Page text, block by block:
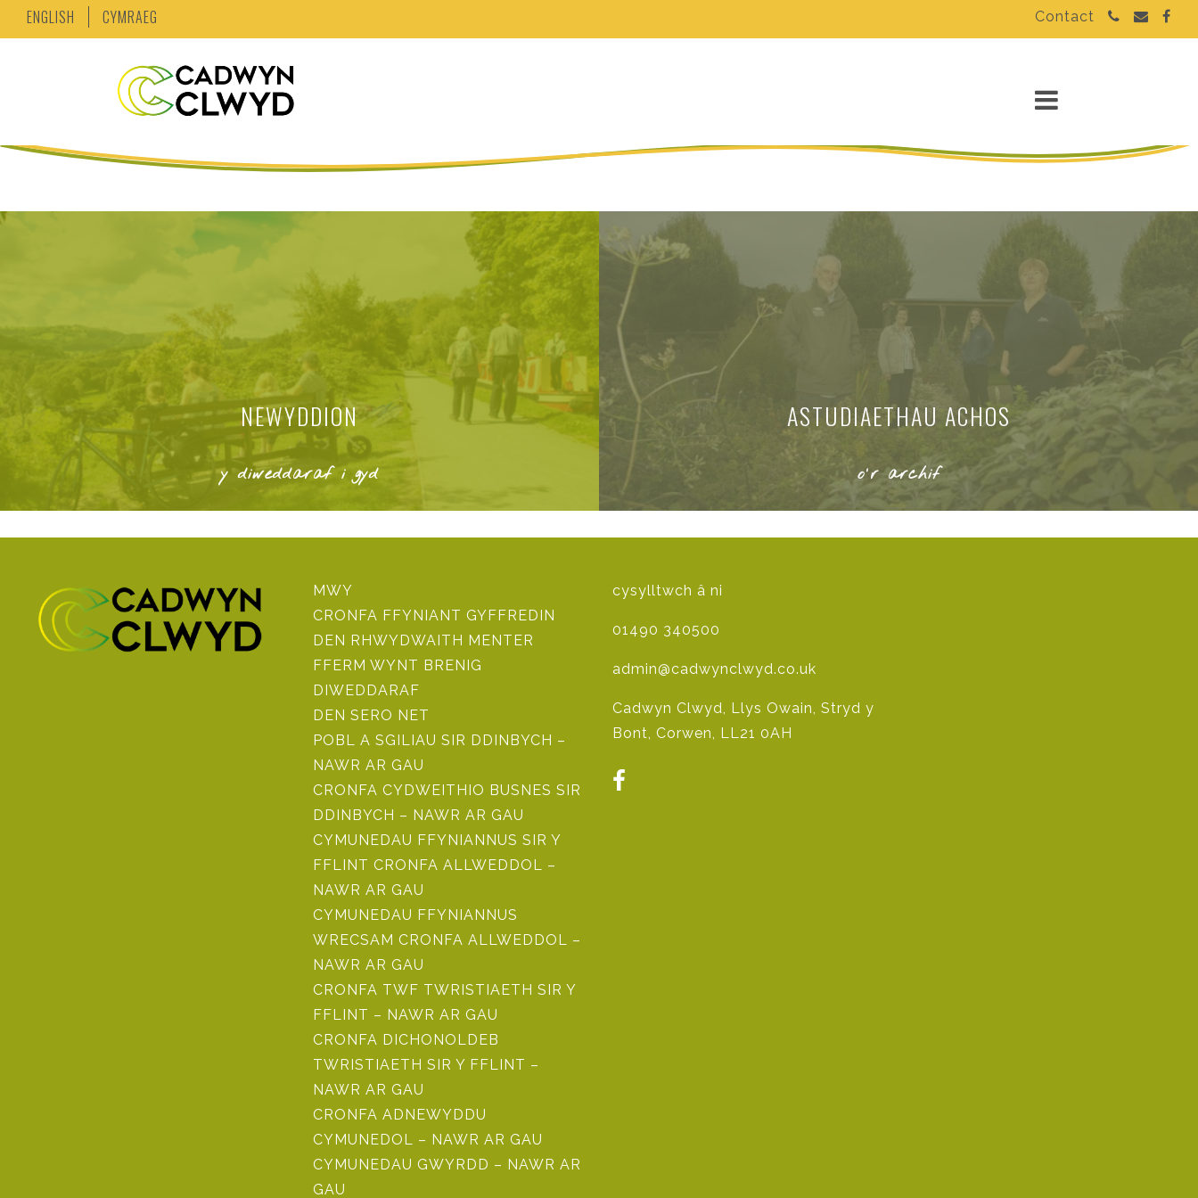
ENGLISH CYMRAEG Contact
NEWYDDION
y diweddaraf i gyd
ASTUDIAETHAU ACHOS
o'r archif
MWY
CRONFA FFYNIANT GYFFREDIN
DEN RHWYDWAITH MENTER
FFERM WYNT BRENIG
DIWEDDARAF
DEN SERO NET
POBL A SGILIAU SIR DDINBYCH –
NAWR AR GAU
CRONFA CYDWEITHIO BUSNES SIR
DDINBYCH – NAWR AR GAU
CYMUNEDAU FFYNIANNUS SIR Y
FFLINT CRONFA ALLWEDDOL –
NAWR AR GAU
CYMUNEDAU FFYNIANNUS
WRECSAM CRONFA ALLWEDDOL –
NAWR AR GAU
CRONFA TWF TWRISTIAETH SIR Y
FFLINT – NAWR AR GAU
CRONFA DICHONOLDEB
TWRISTIAETH SIR Y FFLINT –
NAWR AR GAU
CRONFA ADNEWYDDU
CYMUNEDOL – NAWR AR GAU
CYMUNEDAU GWYRDD – NAWR AR
GAU
cysylltwch â ni
01490 340500
admin@cadwynclwyd.co.uk
Cadwyn Clwyd, Llys Owain, Stryd y
Bont, Corwen, LL21 0AH